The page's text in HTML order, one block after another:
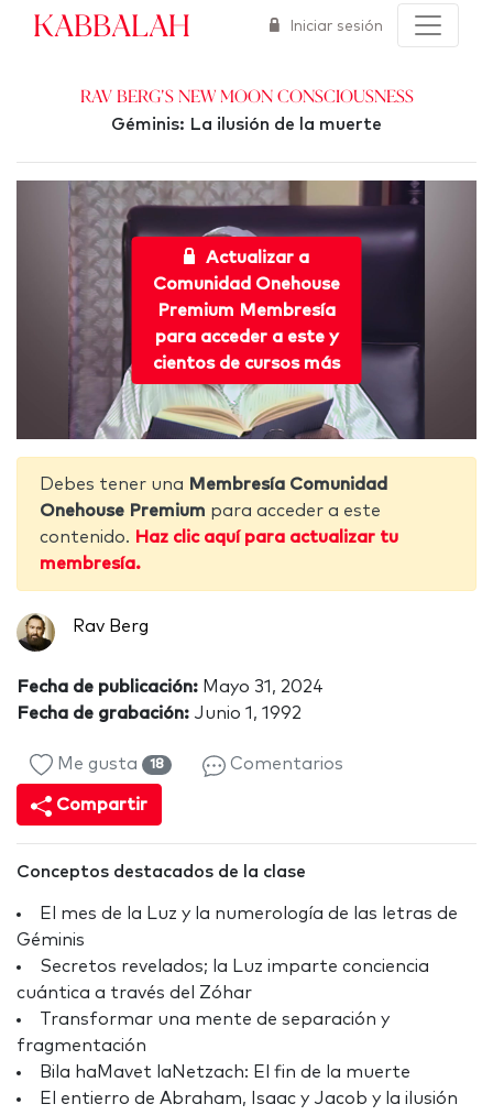
Kabbalah Iniciar sesión
Rav Berg's New Moon Consciousness
Géminis: La ilusión de la muerte
Actualizar a
Comunidad Onehouse
Premium Membresía
para acceder a este y
cientos de cursos más
Debes tener una Membresía Comunidad
Onehouse Premium para acceder a este
contenido. Haz clic aquí para actualizar tu
membresía.
Rav Berg
Fecha de publicación: Mayo 31, 2024
Fecha de grabación: Junio 1, 1992
Me gusta 18 Comentarios
Compartir
Conceptos destacados de la clase
El mes de la Luz y la numerología de las letras de
Géminis
Secretos revelados; la Luz imparte conciencia
cuántica a través del Zóhar
Transformar una mente de separación y
fragmentación
Bila haMavet laNetzach: El fin de la muerte
El entierro de Abraham, Isaac y Jacob y la ilusión